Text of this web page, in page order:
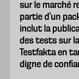
sur le marché
partie d'un
inclut la
des tests sur
Testfakta en
digne de